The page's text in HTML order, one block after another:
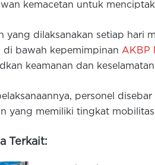
kemacetan untuk
yang dilaksanakan setiap hari
di bawah kepemimpinan AKBP
keamanan dan
personel
yang memiliki tingkat
Terkait: